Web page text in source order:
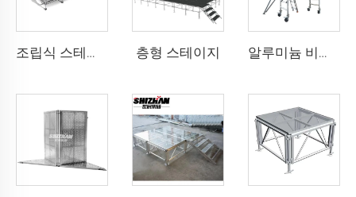
조립식 스테이지 층형 스테이지 알루미늄 비계 타워